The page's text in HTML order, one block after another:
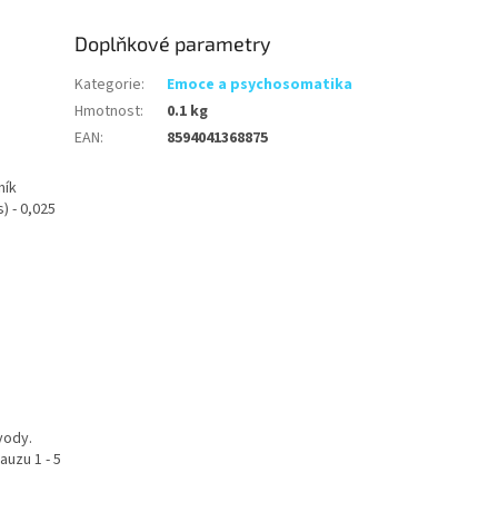
- 0,025
1 - 5
Doplňkové parametry
Kategorie:
Emoce a psychosomatika
Hmotnost:
0.1 kg
EAN: 8594041368875